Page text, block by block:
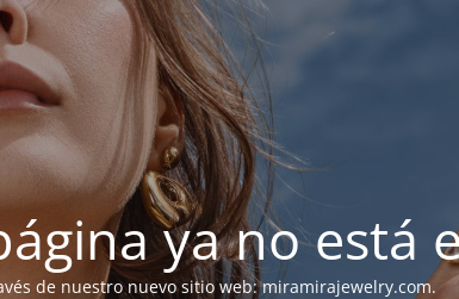
ya no está
de nuestro nuevo sitio web: miramirajewelry.com.